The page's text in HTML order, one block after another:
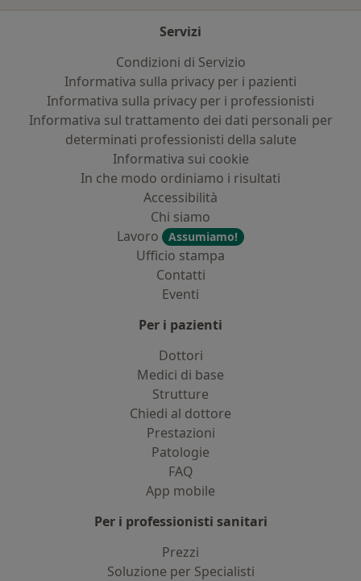
Servizi
Condizioni di Servizio
Informativa sulla privacy per i pazienti
Informativa sulla privacy per i professionisti
Informativa sul trattamento dei dati personali per
determinati professionisti della salute
Informativa sui cookie
In che modo ordiniamo i risultati
Accessibilità
Chi siamo
Lavoro
Assumiamo!
Ufficio stampa
Contatti
Eventi
Per i pazienti
Dottori
Medici di base
Strutture
Chiedi al dottore
Prestazioni
Patologie
FAQ
App mobile
Per i professionisti sanitari
Prezzi
Soluzione per Specialisti